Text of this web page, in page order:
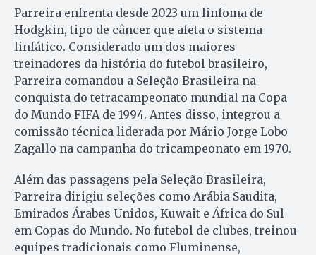
Parreira enfrenta desde 2023 um linfoma de
Hodgkin, tipo de câncer que afeta o sistema
linfático. Considerado um dos maiores
treinadores da história do futebol brasileiro,
Parreira comandou a Seleção Brasileira na
conquista do tetracampeonato mundial na Copa
do Mundo FIFA de 1994. Antes disso, integrou a
comissão técnica liderada por Mário Jorge Lobo
Zagallo na campanha do tricampeonato em 1970.
Além das passagens pela Seleção Brasileira,
Parreira dirigiu seleções como Arábia Saudita,
Emirados Árabes Unidos, Kuwait e África do Sul
em Copas do Mundo. No futebol de clubes, treinou
equipes tradicionais como Fluminense,